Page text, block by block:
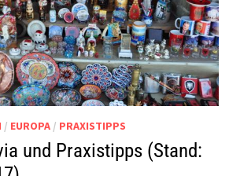
/ EUROPA/ PRAXISTIPPS
und Praxistipps (Stand: